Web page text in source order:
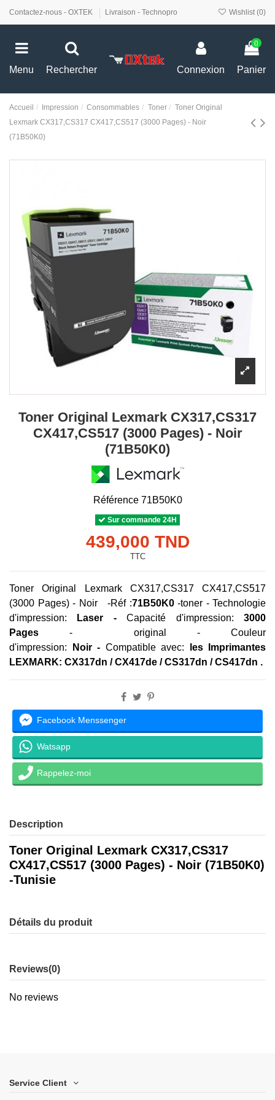
Contactez-nous - OXTEK Livraison - Technopro Wishlist (0)
Menu Rechercher Connexion
0
Panier
Accueil Impression Consommables Toner
Toner Original
Lexmark CX317,CS317 CX417,CS517 (3000 Pages) - Noir
(71B50K0)
Toner Original Lexmark CX317,CS317
CX417,CS517 (3000 Pages) - Noir
(71B50K0)
Référence 71B50K0
Sur commande 24H
439,000 TND
TTC
Toner Original Lexmark CX317,CS317 CX417,CS517
(3000 Pages) - Noir -Réf :71B50K0 -toner - Technologie
d'impression:
Laser -Capacité d'impression:
3000
Pages - original - Couleur
d'impression:
Noir - Compatible avec:
les Imprimantes
LEXMARK: CX317dn / CX417de / CS317dn / CS417dn .
Facebook Menssenger
Watsapp
Rappelez-moi
Description
Toner Original Lexmark CX317,CS317
CX417,CS517 (3000 Pages) - Noir (71B50K0)
-Tunisie
Détails du produit
Reviews(0)
No reviews
Service Client